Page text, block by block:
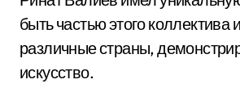
быть частью этого коллектива
различные страны,
искусство.